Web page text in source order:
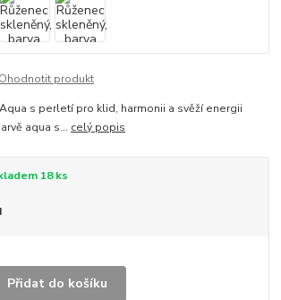
Ohodnotit produkt
s perletí pro klid, harmonii a svěží energii
aqua s... celý popis
18 ks
Přidat do košíku